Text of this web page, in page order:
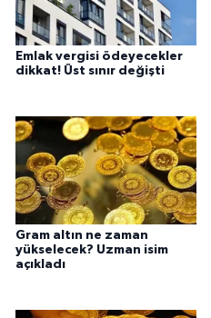
Emlak vergisi ödeyecekler
dikkat! Üst sınır değişti
Gram altın ne zaman
yükselecek? Uzman isim
açıkladı